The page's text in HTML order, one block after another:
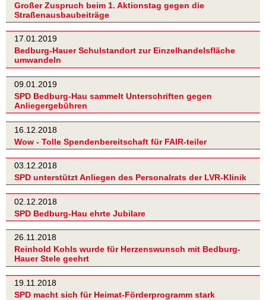
Großer Zuspruch beim 1. Aktionstag gegen die
Straßenausbaubeiträge
17.01.2019
Bedburg-Hauer Schulstandort zur Einzelhandelsfläche
umwandeln
09.01.2019
SPD Bedburg-Hau sammelt Unterschriften gegen
Anliegergebühren
16.12.2018
Wow - Tolle Spendenbereitschaft für FAIR-teiler
03.12.2018
SPD unterstützt Anliegen des Personalrats der LVR-Klinik
02.12.2018
SPD Bedburg-Hau ehrte Jubilare
26.11.2018
Reinhold Kohls wurde für Herzenswunsch mit Bedburg-
Hauer Stele geehrt
19.11.2018
SPD macht sich für Heimat-Förderprogramm stark